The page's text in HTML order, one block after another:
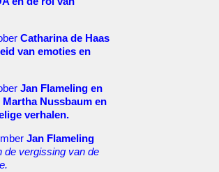
Catharina de Haas
van emoties en
Jan Flameling en
Martha Nussbaum en
verhalen.
Jan Flameling
de vergissing van de